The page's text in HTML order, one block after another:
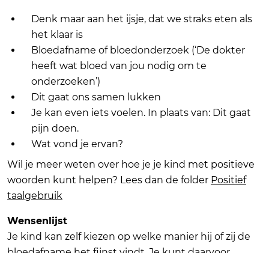
Denk maar aan het ijsje, dat we straks eten als
het klaar is
Bloedafname of bloedonderzoek (‘De dokter
heeft wat bloed van jou nodig om te
onderzoeken’)
Dit gaat ons samen lukken
Je kan even iets voelen. In plaats van: Dit gaat
pijn doen.
Wat vond je ervan?
Wil je meer weten over hoe je je kind met positieve
woorden kunt helpen? Lees dan de folder Positief
taalgebruik
Wensenlijst
Je kind kan zelf kiezen op welke manier hij of zij de